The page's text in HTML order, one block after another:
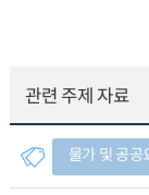
관련 주제 자료
물가 및 공공